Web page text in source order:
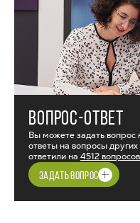
ВОПРОС-ОТВЕТ
Вы можете задать
ответы на вопросы
ответили на 4512 вопросов
ЗАДАТЬ ВОПРОС